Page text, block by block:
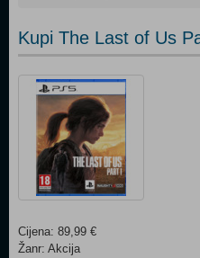
Kupi The Last of Us
Cijena: 89,99 €
Žanr: Akcija